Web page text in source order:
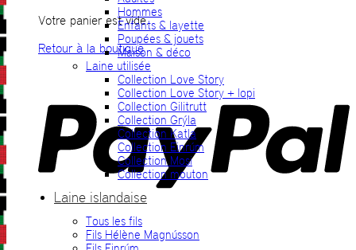
Votre panier est vide.
Retour à la boutique
Hommes
Enfants & layette
Poupées & jouets
Maison & déco
Laine utilisée
Collection Love Story
Collection Love Story + lopi
Collection Gilitrutt
Collection Grýla
Collection Katla
Collection Einrúm
Collection Mosi
Collection mouton
Laine islandaise
Tous les fils
Fils Hélène Magnússon